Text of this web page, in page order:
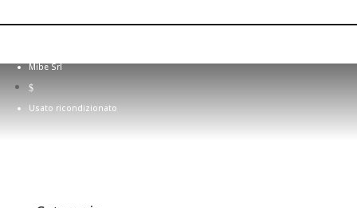
Usato ricondizionato
Mibe Srl
$
Usato ricondizionato